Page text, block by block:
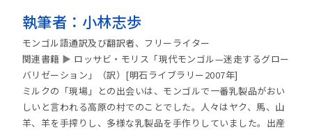
執筆者：小林志歩
モンゴル語通訳及び翻訳者、フリーライター
関連書籍 ▶ ロッサビ・モリス「現代モンゴル—迷走するグロー
バリゼーション」（訳）[明石ライブラリー2007年]
ミルクの「現場」との出会いは、モンゴルで一番乳製品がおい
しいと言われる高原の村でのことでした。人々はヤク、馬、山
羊、羊を手搾りし、多様な乳製品を手作りしていました。出産